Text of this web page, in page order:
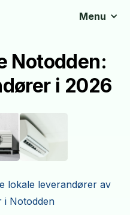
Menu
Notodden:
i 2026
lokale leverandører av
i Notodden